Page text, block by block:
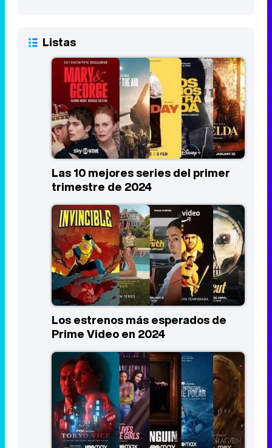
Listas
Las 10 mejores series del primer
trimestre de 2024
Los estrenos más esperados de
Prime Video en 2024